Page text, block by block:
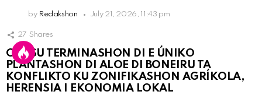
by Redakshon July 21, 2026, 11:43 pm
27 Shares
OLB SU TERMINASHON DI E ÚNIKO
PLANTASHON DI ALOE DI BONEIRU TA
KONFLIKTO KU ZONIFIKASHON AGRÍKOLA,
HERENSIA I EKONOMIA LOKAL